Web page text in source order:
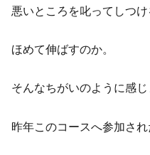
悪いところを叱ってしつけ
ほめて伸ばすのか。
そんなちがいのように感じ
昨年このコースへ参加され